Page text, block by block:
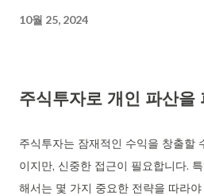
10월 25, 2024
주식투자로 개인 파산을
주식투자는 잠재적인 수익을 창출할
이지만, 신중한 접근이 필요합니다.
해서는 몇 가지 중요한 전략을 따라야